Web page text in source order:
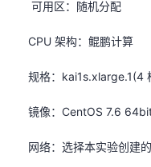
可用区：随机分配
CPU 架构：鲲鹏计算
规格： kai1s.xlarge.1(4
镜像： CentOS 7.6
网络：选择本实验创建